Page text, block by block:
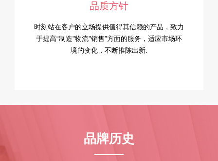
品质方针
时刻站在客户的立场提供值得其信赖的产品，致力
于提高“制造"物流"销售”方面的服务，适应市场环
境的变化，不断推陈出新.
品牌历史